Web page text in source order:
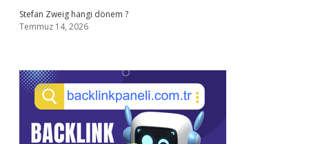
Stefan Zweig hangi dönem ?
Temmuz 14, 2026